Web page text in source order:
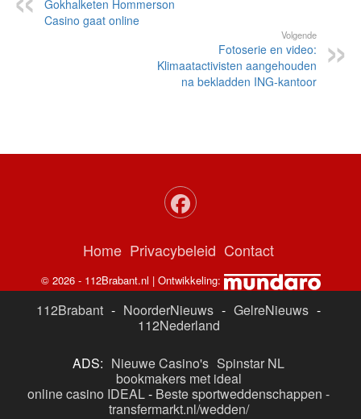
Gokhalketen Hommerson
Casino gaat online
Volgende
Fotoserie en video:
Klimaatactivisten aangehouden
na bekladden ING-kantoor
Home Privacybeleid Contact
© 2026 - 112Brabant.nl | Ontwikkeling:
112Brabant - NoorderNieuws - GelreNieuws -
112Nederland
ADS: Nieuwe Casino's Spinstar NL
bookmakers met ideal
online casino IDEAL- Beste sportweddenschappen -
transfermarkt.nl/wedden/